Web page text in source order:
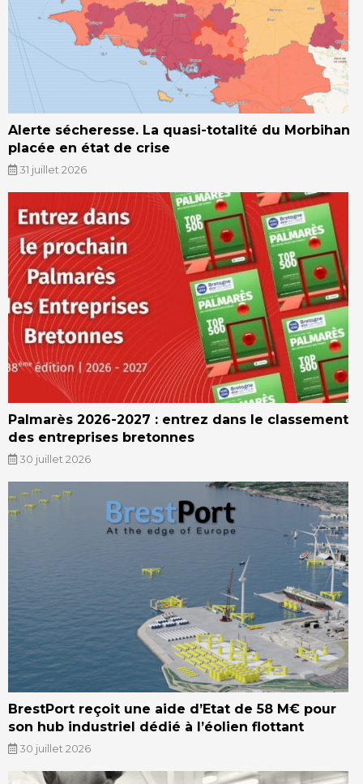
Alerte sécheresse. La quasi-totalité du Morbihan
placée en état de crise
31 juillet 2026
Palmarès 2026-2027 : entrez dans le classement
des entreprises bretonnes
30 juillet 2026
BrestPort reçoit une aide d’Etat de 58 M€ pour
son hub industriel dédié à l’éolien flottant
30 juillet 2026